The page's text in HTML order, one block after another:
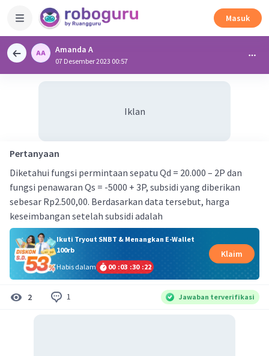
Masuk
Amanda A
07 Desember 2023 00:57
Iklan
Pertanyaan
Diketahui fungsi permintaan sepatu Qd = 20.000 – 2P dan
fungsi penawaran Qs = -5000 + 3P, subsidi yang diberikan
sebesar Rp2.500,00. Berdasarkan data tersebut, harga
keseimbangan setelah subsidi adalah
Ikuti Tryout SNBT & Menangkan E-Wallet
100rb
Habis dalam
00 :03 :30 :21
Klaim
2 1 Jawaban terverifikasi